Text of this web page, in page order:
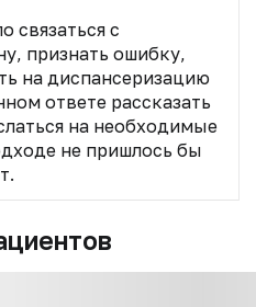
связаться с
признать ошибку,
на диспансеризацию
ответе рассказать
на необходимые
не пришлось бы